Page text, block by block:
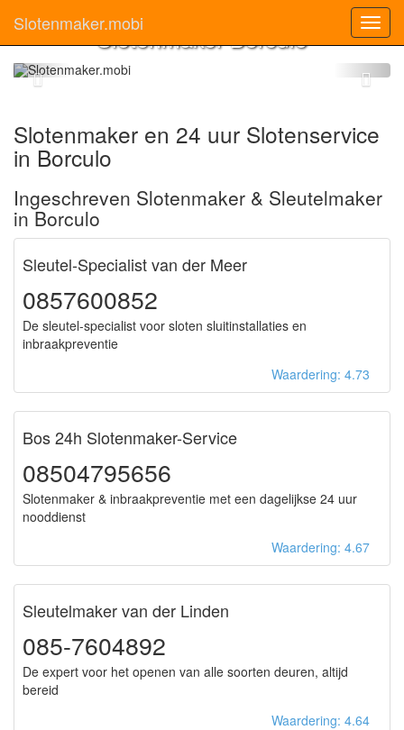
Slotenmaker.mobiSlotenmaker Borculo
Slotenmaker en 24 uur Slotenservice
in Borculo
Ingeschreven Slotenmaker & Sleutelmaker
in Borculo
Sleutel-Specialist van der Meer
0857600852
De sleutel-specialist voor sloten sluitinstallaties en
inbraakpreventie
Waardering: 4.73
Bos 24h Slotenmaker-Service
08504795656
Slotenmaker & inbraakpreventie met een dagelijkse 24 uur
nooddienst
Waardering: 4.67
Sleutelmaker van der Linden
085-7604892
De expert voor het openen van alle soorten deuren, altijd
bereid
Waardering: 4.64